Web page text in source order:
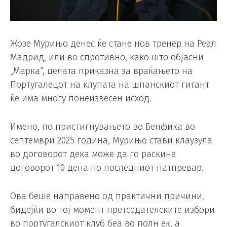
Жозе Мурињо денес ќе стане нов тренер на Реал
Мадрид, или во спротивно, како што објасни
„Марка“, целата приказна за враќањето на
Португалецот на клупата на шпанскиот гигант
ќе има многу понеизвесен исход.
Имено, по пристигнувањето во Бенфика во
септември 2025 година, Мурињо стави клаузула
во договорот дека може да го раскине
договорот 10 дена по последниот натпревар.
Ова беше направено од практични причини,
бидејќи во тој момент претседателските избори
во португалскиот клуб беа во полн ек, а